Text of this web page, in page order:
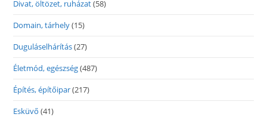
Divat, öltözet, ruházat(58)
Domain, tárhely(15)
Duguláselhárítás(27)
Életmód, egészség(487)
Építés, építőipar(217)
Esküvő (41)